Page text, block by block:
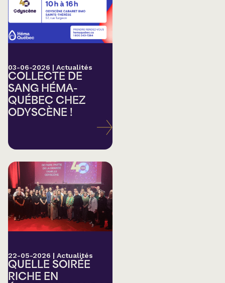
03-06-2026 | Actualités
COLLECTE DE
SANG HÉMA-
QUÉBEC CHEZ
ODYSCÈNE !
22-05-2026 | Actualités
QUELLE SOIRÉE
RICHE EN